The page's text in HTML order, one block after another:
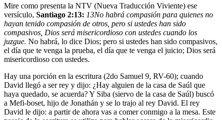
Mire como presenta la NTV (Nueva Traducción Viviente) ese
versículo, Santiago 2:13: 13No habrá compasión para quienes no
hayan tenido compasión de otros, pero si ustedes han sido
compasivos, Dios será misericordioso con ustedes cuando los
juzgue. No habrá, lo dice Dios; pero si ustedes han sido compasivos,
el día que te venga la prueba, el día que te venga el juicio; Dios será
misericordioso con ustedes.
Hay una porción en la escritura (2do Samuel 9, RV-60); cuando
David llegó a ser rey y dijo: ¿Hay alguien de la casa de Saúl que
haya quedado, se acuerda? Y Siba (siervo de la casa de Saúl) buscó
a Mefi-boset, hijo de Jonathán y se lo trajo al rey David. El rey
David le dijo: a partir de ahora vas a comer conmigo a la mesa. Este